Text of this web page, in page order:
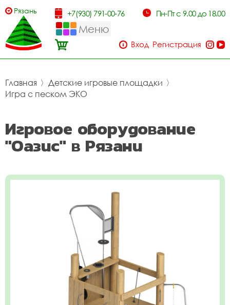
Рязань +7(930) 791-00-76 Пн-Пт с 9.00 до 18.00
Меню
Вход Регистрация
Главная 〉 Детские игровые площадки 〉
Игра с песком ЭКО
Игровое оборудование
"Оазис" в Рязани